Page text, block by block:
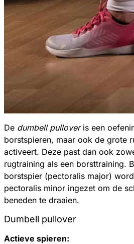
De dumbell pulloveris een
borstspieren, maar ook de grote
activeert. Deze past dan ook
rugtraining als een borsttraining.
borstspier (pectoralis major)
pectoralis minor ingezet om de
beneden te draaien.
Dumbell pullover
Actieve spieren: